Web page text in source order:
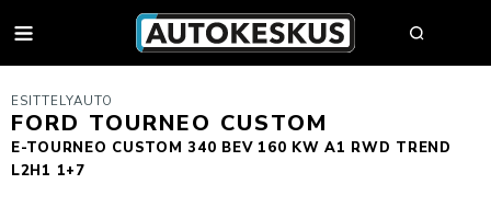
AUTOHAKU
ESITTELYAUTO
FORD TOURNEO CUSTOM
E-TOURNEO CUSTOM 340 BEV 160 KW A1 RWD TREND
L2H1 1+7